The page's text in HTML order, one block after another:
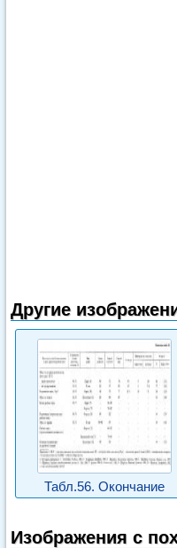
Другие
Табл.56. Окончание
Изображения с